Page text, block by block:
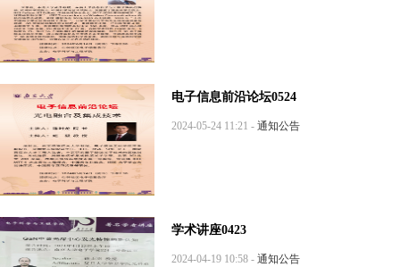
电子信息前沿论坛0524
2024-05-24 11:21 - 通知公告
学术讲座0423
2024-04-19 10:58 - 通知公告